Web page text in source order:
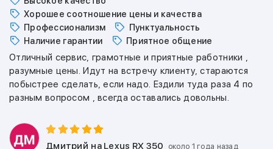
Хорошее соотношение цены и качества
Профессионализм
Пунктуальность
Наличие гарантии
Приятное общение
Отличный сервис, грамотные и приятные работники ,
разумные цены. Идут на встречу клиенту, стараются
побыстрее сделать, если надо. Ездили туда раза 4 по
разным вопросом , всегда оставались довольны.
Дмитрий на Lexus RX 350 около 1 года назад